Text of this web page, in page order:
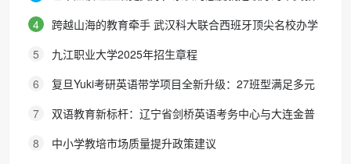
育！
4
跨越山海的教育牵手 武汉科大联合西班牙顶尖名校办学
院，首届新生入学
5
九江职业大学2025年招生章程
6
复旦Yuki考研英语带学项目全新升级：27班型满足多元
需求，协议保障助力考研梦想
7
双语教育新标杆：辽宁省剑桥英语考务中心与大连金普
新区华美双语学校签约剑桥英语体系教学示范学校
8
中小学教培市场质量提升政策建议